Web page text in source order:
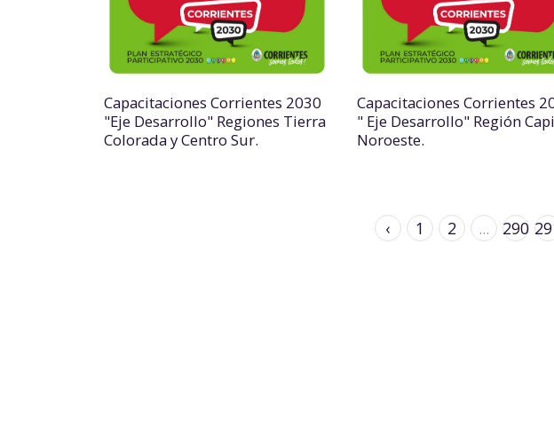
Capacitaciones Corrientes 2030
"Eje Desarrollo" Regiones Tierra
Colorada y Centro Sur.
Capacitaciones Corrientes
" Eje Desarrollo" Región
Noroeste.
‹ 1 2 ... 290